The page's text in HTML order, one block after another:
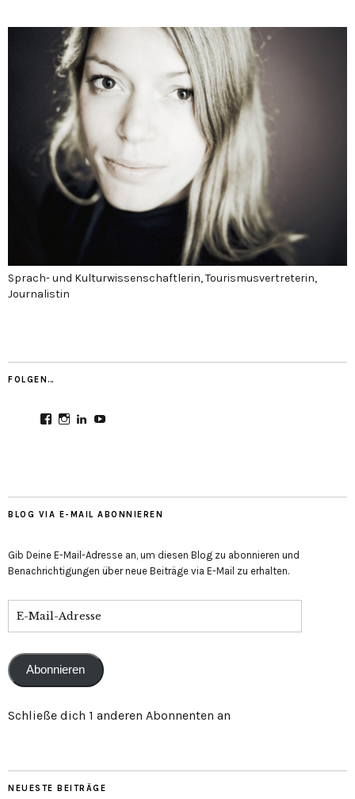
Sprach- und Kulturwissenschaftlerin, Tourismusvertreterin,
Journalistin
FOLGEN…
ProfilProfilProfil
LinkedIn
Profil
BLOG VIA E-MAIL ABONNIEREN
Gib Deine E-Mail-Adresse an, um diesen Blog zu abonnieren und
Benachrichtigungen über neue Beiträge via E-Mail zu erhalten.
Mail-
Abonnieren
Schließe dich 1 anderen Abonnenten an
NEUESTE BEITRÄGE